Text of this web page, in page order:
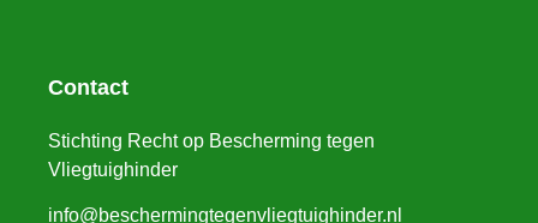
Contact
Stichting Recht op Bescherming tegen
Vliegtuighinder
info@beschermingtegenvliegtuighinder.nl